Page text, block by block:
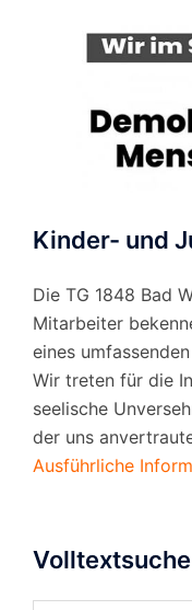
Kinder- und
Die TG 1848 Bad
Mitarbeiter
eines
Wir treten für die
seelische
der uns
Ausführliche
Volltextsuche